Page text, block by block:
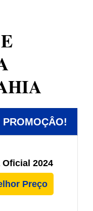
Oficial 2024
Preço